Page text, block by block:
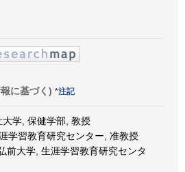
に基づく) *注記
学, 保健学部, 教授
学習教育研究センター, 准教授
前大学, 生涯学習教育研究センタ